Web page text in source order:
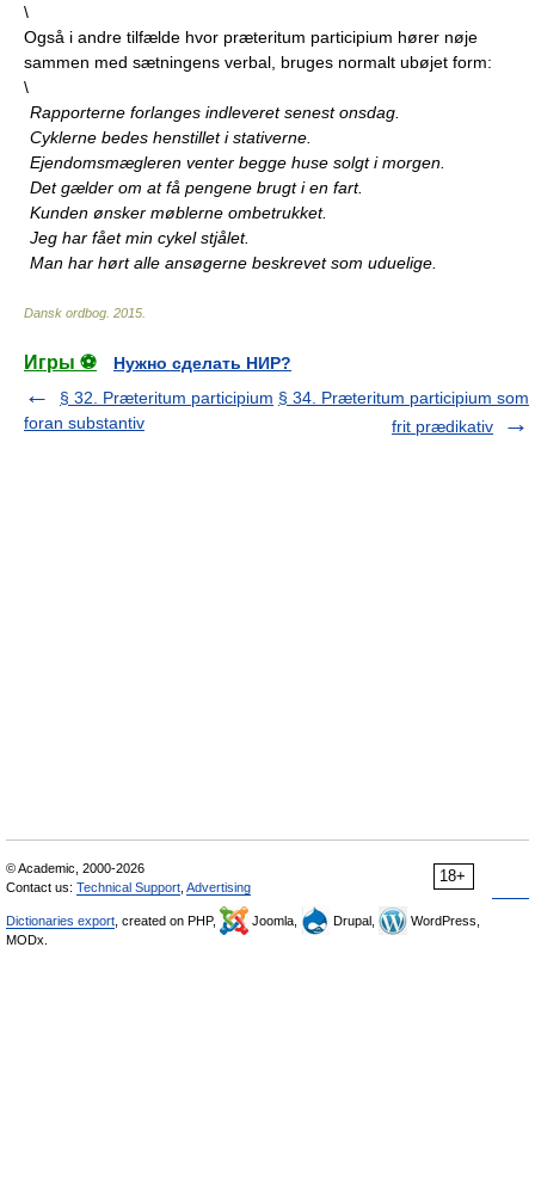
\
Også i andre tilfælde hvor præteritum participium hører nøje
sammen med sætningens verbal, bruges normalt ubøjet form:
\
Rapporterne forlanges indleveret senest onsdag.
Cyklerne bedes henstillet i stativerne.
Ejendomsmægleren venter begge huse solgt i morgen.
Det gælder om at få pengene brugt i en fart.
Kunden ønsker møblerne ombetrukket.
Jeg har fået min cykel stjålet.
Man har hørt alle ansøgerne beskrevet som uduelige.
Dansk ordbog 2015
Игры ⚽
Нужно сделать НИР?
§ 32. Præteritum participium
foran substantiv
§ 34. Præteritum participium som
frit prædikativ
18+
© Academic, 2000-2026
Contact us: Technical Support Advertising
Dictionaries export , created on PHP, Joomla, Drupal,
WordPress,
MODx.